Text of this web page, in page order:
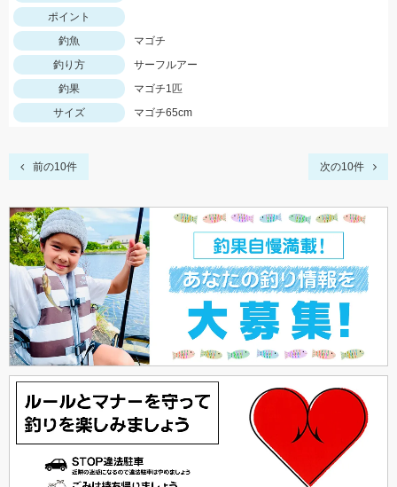
ポイント
釣魚
マゴチ
釣り方
サーフルアー
釣果
マゴチ1匹
サイズ
マゴチ65cm
前の10件 次の10件